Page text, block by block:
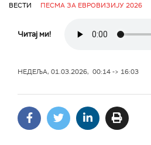
ВЕСТИ ПЕСМА ЗА ЕВРОВИЗИЈУ 2026
Читај ми!
НЕДЕЉА, 01.03.2026, 00:14 -> 16:03